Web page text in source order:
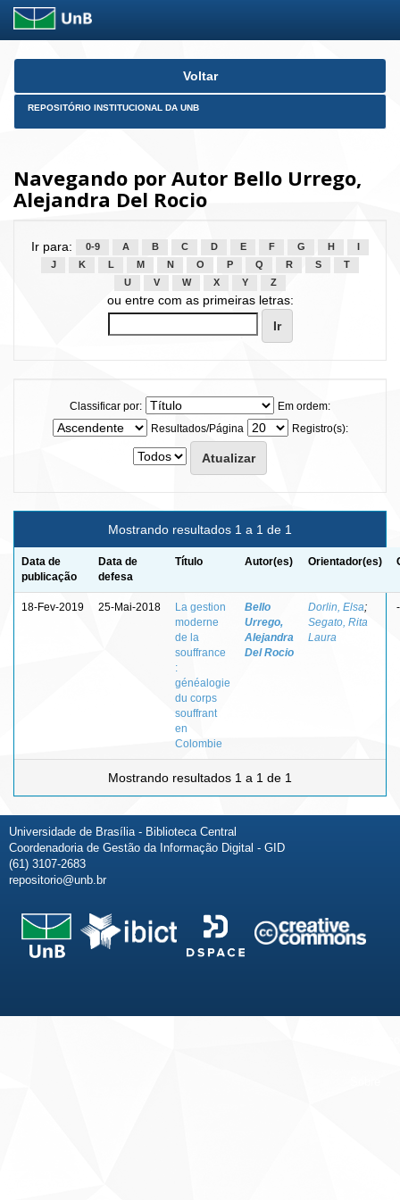
Skip
Voltar
REPOSITÓRIO INSTITUCIONAL DA UNB
Navegando por Autor Bello Urrego,
Alejandra Del Rocio
Ir para: 0-9 A B C D E F G H
J
K L M N O P Q R S
T
U
V W X Y Z
ou entre com as primeiras letras:
Classificar por:
Em ordem:
Resultados/Página
Registro(s):
Mostrando resultados 1 a 1 de 1
Data de
publicação
Data de
defesa
Título Autor(es) Orientador(es)
18-Fev-2019 25-Mai-2018
La gestion
moderne
de la
souffrance
:
généalogie
du corps
souffrant
en
Colombie
Bello
Urrego,
Alejandra
Del Rocio
Dorlin, Elsa;
Segato, Rita
Laura
-
Mostrando resultados 1 a 1 de 1
Universidade de Brasília - Biblioteca Central
Coordenadoria de Gestão da Informação Digital - GID
(61) 3107-2683
repositorio@unb.br